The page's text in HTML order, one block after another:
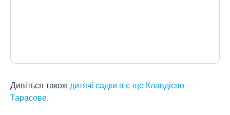
Дивіться такождитячі садки в с-ще Клавдієво-
Тарасове.